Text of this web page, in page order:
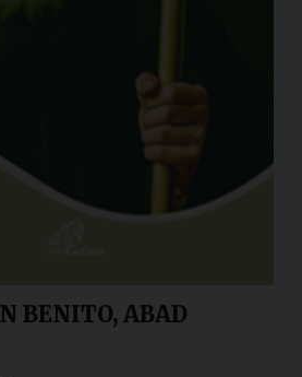
BENITO, ABAD